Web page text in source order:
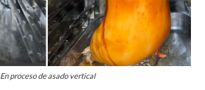
En proceso de asado vertical